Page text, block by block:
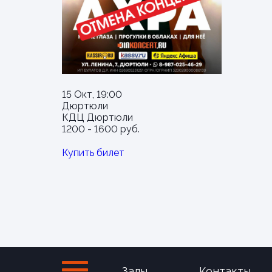
15 Окт, 19:00
Дюртюли
КДЦ Дюртюли
1200 - 1600 руб.
Купить билет